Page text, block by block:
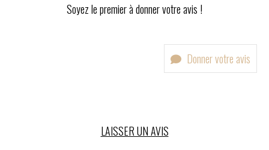
Soyez le premier à donner votre avis !
Donner votre avis
LAISSER UN AVIS